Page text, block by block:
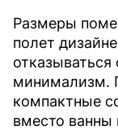
Размеры
полет
минимализм.
компактные
вместо